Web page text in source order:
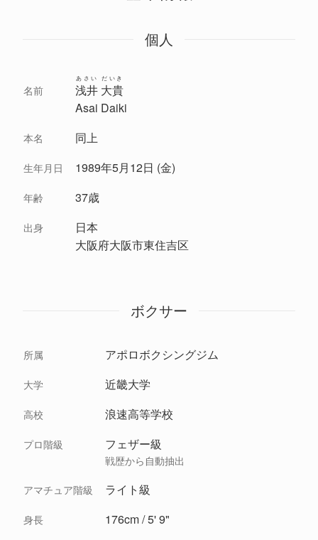
個人
名前 浅井 大貴
あさい だいき
Asai Daiki
本名 同上
生年月日 1989年5月12日 (金)
年齢 37歳
出身
日本
大阪府大阪市東住吉区
ボクサー
所属 アポロボクシングジム
大学 近畿大学
高校 浪速高等学校
プロ階級 フェザー級
戦歴から自動抽出
アマチュア階級 ライト級
身長 176cm / 5' 9"